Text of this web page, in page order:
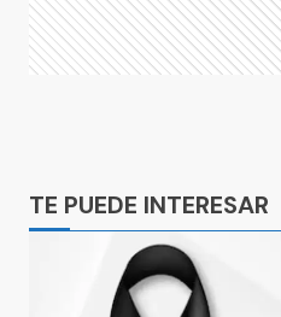
TE PUEDE INTERESAR